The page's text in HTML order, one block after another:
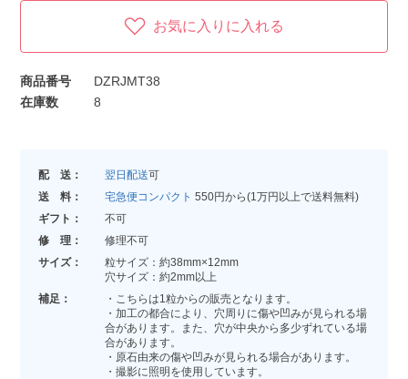
お気に入りに入れる
商品番号
DZRJMT38
在庫数
8
配 送： 翌日配送可
送 料：
宅急便コンパクト 550円から(1万円以上で送料無料)
ギフト：
不可
修 理：
修理不可
サイズ：
粒サイズ：約38mm×12mm
穴サイズ：約2mm以上
補足：
・こちらは1粒からの販売となります。
・加工の都合により、穴周りに傷や凹みが見られる場
合があります。また、穴が中央から多少ずれている場
合があります。
・原石由来の傷や凹みが見られる場合があります。
・撮影に照明を使用しています。